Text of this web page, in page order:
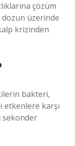
çözüm
üzerinde
krizinden
bakteri,
etkenlere karşı